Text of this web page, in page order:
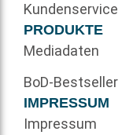
Kundenservice
PRODUKTE
Mediadaten
BoD-Bestseller
IMPRESSUM
Impressum